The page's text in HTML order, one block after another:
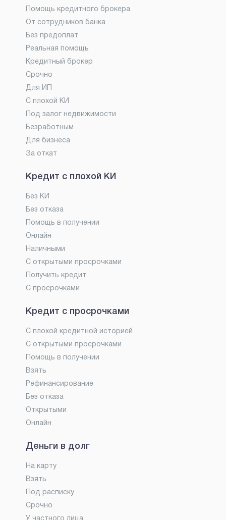
Помощь кредитного брокера
От сотрудников банка
Без предоплат
Реальная помощь
Кредитный брокер
Срочно
Для ИП
С плохой КИ
Под залог недвижимости
Безработным
Для бизнеса
За откат
Кредит с плохой КИ
Без КИ
Без отказа
Помощь в получении
Онлайн
Наличными
С открытыми просрочками
Получить кредит
С просрочками
Кредит с просрочками
С плохой кредитной историей
С открытыми просрочками
Помощь в получении
Взять
Рефинансирование
Без отказа
Открытыми
Онлайн
Деньги в долг
На карту
Взять
Под расписку
Срочно